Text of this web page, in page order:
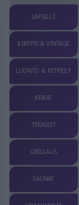
LAPSILLE
KIRPPIS & VINTAGE
LUONTO & RETKEILY
KEIKAT
TERASSIT
GRILLAUS
SAUNAT